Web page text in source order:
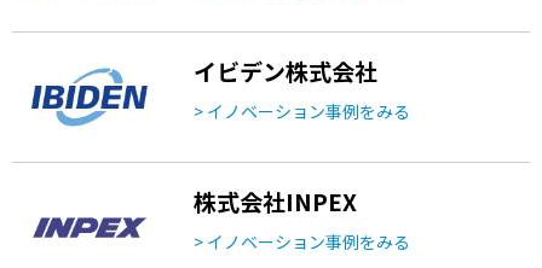
イビデン株式会社
> イノベーション事例をみる
株式会社INPEX
> イノベーション事例をみる